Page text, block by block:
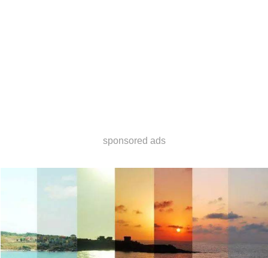
sponsored ads